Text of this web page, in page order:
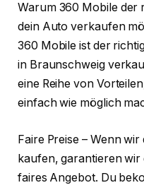
Warum 360 Mobile der
dein Auto verkaufen
360 Mobile ist der
in Braunschweig
eine Reihe von
einfach wie möglich
Faire Preise – Wenn
kaufen, garantieren
faires Angebot. Du